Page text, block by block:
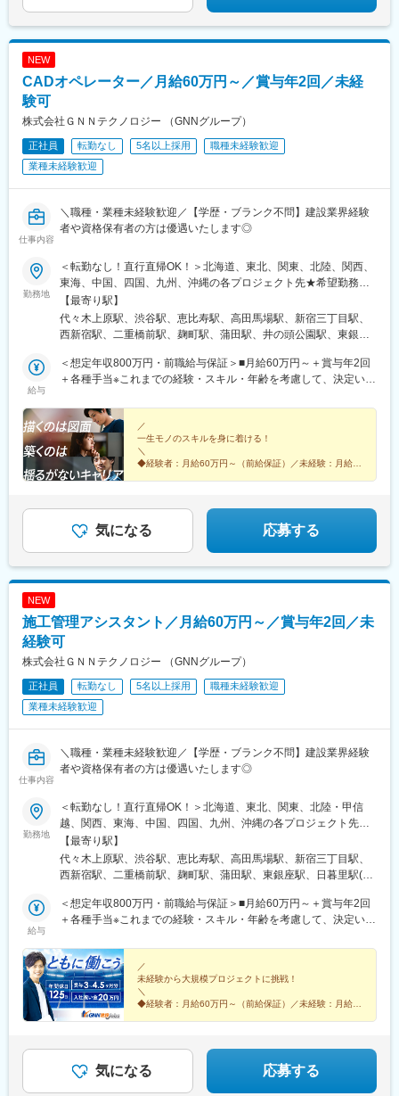
NEW
CADオペレーター／月給60万円～／賞与年2回／未経
験可
株式会社ＧＮＮテクノロジー （GNNグループ）
正社員 転勤なし 5名以上採用
職種未経験歓迎
業種未経験歓迎
仕事内容
＼職種・業種未経験歓迎／【学歴・ブランク不問】建設業界経験
者や資格保有者の方は優遇いたします◎
勤務地
＜転勤なし！直行直帰OK！＞北海道、東北、関東、北陸、関西、
東海、中国、四国、九州、沖縄の各プロジェクト先★希望勤務
地・通勤時間を考慮いたします！★直行直帰OK★U・Iターン歓
迎！住宅手当あり★転居を伴う転勤はありません北海道東北／青
森県・岩手県・宮城県・秋田県・山形県・福島県関東／東京、神
川、福井、新潟県、長野県、山梨県関西／大阪、京都、滋賀、兵
庫、奈良、和歌山東海／愛知、静岡、三重、岐阜中国・四国／鳥
岡、佐賀、長崎、熊本、大分、宮崎、鹿児島、沖縄＼広島にてビ
ッグプロジェクト始動！／裁量のあるポジションをお任せ◎より
高待遇をご用意しております。ご希望の方は面接にてお気軽にご
質問ください。
【最寄り駅】
代々木上原駅、渋谷駅、恵比寿駅、高田馬場駅、新宿三丁目駅、
西新宿駅、二重橋前駅、麹町駅、蒲田駅、井の頭公園駅、東銀座
船堀駅、押上駅、木場駅(東京都)、清澄白河駅、有楽町駅、豊洲
駅、南砂町駅、三田駅(東京都)、森下駅(東京都)、高輪台駅、新木
駅、テレコムセンター駅、六本木駅、田町駅(東京都)、白金高輪
駅、高輪ゲートウェイ駅、神谷町駅、外苑前駅、国立駅、南新宿
駅、初台駅、千駄ケ谷駅、曙橋駅、国立競技場駅、四谷三丁目
駅、西荻窪駅、富士見ケ丘駅、荻窪駅、神保町駅、淡路町駅、市
ケ谷駅、九段下駅、上野御徒町駅、昭和島駅、池上駅、糀谷駅、
新富町駅(東京都)、勝どき駅、京橋駅(東京都)、新中野駅、京王八
王子駅、武蔵五日市駅、西台駅、本蓮沼駅、青物横丁駅、武蔵境
駅、三鷹駅、吉祥寺駅、本郷三丁目駅、湯島駅、飯田橋駅、鬼子
ス駅、新千葉駅、京成稲毛駅、新八柱駅、大宮駅(埼玉県)、南浦和
駅、さいたま新都心駅、北浦和駅、浦和駅、和光市駅、西川口
駅、東川口駅、朝霞駅、新越谷駅、川越駅、志木駅、所沢駅、草
加駅、大阪難波駅、淀屋橋駅、渡辺橋駅、沢ノ町駅、我孫子町
駅、平林駅(大阪府)、中ふ頭駅、西大橋駅、肥後橋駅、阿波座駅、
北浜駅(大阪府)、なんば駅(南海線)、天満橋駅、長堀橋駅、谷町六
丁目駅、心斎橋駅、松屋町駅、堺筋本町駅、門真南駅、横堤駅、
(大阪府・阪急線)、なにわ橋駅、天満駅、中津駅(地下鉄)、中崎町
駅、扇町駅(大阪府)、西梅田駅、大阪梅田駅(阪神線)、矢場町駅、
左京山駅、武蔵小杉駅、目黒駅、秋葉原駅、新橋駅、東京駅、町
田駅、大手町駅(東京都)、中野駅(東京都)、大門駅(東京都)、西日
暮里駅、五反田駅、中目黒駅、泉岳寺駅、立川駅、小竹向原駅、
二子玉川駅、四ツ谷駅、あざみ野駅、湘南台駅、天王洲アイル
駅、日吉駅(神奈川県)、溝の口駅、長津田駅、登戸駅、戸塚駅、海
老名駅(相模線)、大和駅(神奈川県)、菊名駅、大船駅、橋本駅(神奈
川県)、上大岡駅、中央林間駅、川崎駅、稲毛駅、千葉駅、新松戸
駅、浦安駅(千葉県)、北習志野駅、京成船橋駅、新浦安駅、新鎌ケ
谷駅、市川駅、舞浜駅、南流山駅、本八幡駅(都営線)、船橋駅、西
県)、栄駅(愛知県)、東梅田駅、阿倍野駅(阪堺線)、鶴橋駅、京橋駅
(大阪府)、南方駅(大阪府)、上小田井駅、上飯田駅、鶴舞駅、藤が
丘駅(愛知県)、金山駅(愛知県)、流山おおたかの森駅、藤沢駅、富
田駅(大阪府)、上牧駅(大阪府)、高槻駅、高槻市駅、天王寺駅、新
今宮駅、本町駅、江坂駅、弁天町駅、西九条駅、千里中央駅(北大
橋駅、刈谷駅、星ケ丘駅(愛知県)、高蔵寺駅、ＪＲ難波駅、中百舌
鳥駅、大曽根駅、赤池駅(愛知県)、大阪駅、新大阪駅、北新地駅、
大阪阿部野橋駅、近鉄名古屋駅、名鉄名古屋駅、博多駅、天神
給与
＜想定年収800万円・前職給与保証＞■月給60万円～＋賞与年2回
＋各種手当※これまでの経験・スキル・年齢を考慮して、決定いた
年齢、経験、能力、適性を考慮して、支給額を決定します。ーー
ーーーーーーーーーーーーーーーーーーーーーーーーーーーーー
ーー■未経験者は月給35万円～＋賞与年2回＋各種手当 ※これま
での経験・スキル・年齢を考慮して、決定いたします※残業代は別
途全額支給します。＼勤務地特典！／入社祝い金として別途20万
／
一生モノのスキルを身に着ける！
＼
◆経験者：月給60万円～（前給保証）／未経験：月給
気になる 応募する
NEW
施工管理アシスタント／月給60万円～／賞与年2回／未
経験可
株式会社ＧＮＮテクノロジー （GNNグループ）
正社員 転勤なし 5名以上採用
職種未経験歓迎
業種未経験歓迎
仕事内容
＼職種・業種未経験歓迎／【学歴・ブランク不問】建設業界経験
者や資格保有者の方は優遇いたします◎
勤務地
＜転勤なし！直行直帰OK！＞北海道、東北、関東、北陸・甲信
越、関西、東海、中国、四国、九州、沖縄の各プロジェクト先★
希望勤務地・通勤時間を考慮いたします！★直行直帰OK★U・Iタ
ーン歓迎！住宅手当あり★転居を伴う転勤はありません北海道東
北／青森県・岩手県・宮城県・秋田県・山形県・福島県関東／東
山、石川、福井、新潟県、長野県、山梨県関西／大阪、京都、滋
賀、兵庫、奈良、和歌山東海／愛知、静岡、三重、岐阜中国・四
州／福岡、佐賀、長崎、熊本、大分、宮崎、鹿児島、沖縄＼広島
にてビッグプロジェクト始動！／裁量のあるポジションをお任せ
◎より高待遇をご用意しております。ご希望の方は面接にてお気
軽にご質問ください。
【最寄り駅】
代々木上原駅、渋谷駅、恵比寿駅、高田馬場駅、新宿三丁目駅、
西新宿駅、二重橋前駅、麹町駅、蒲田駅、東銀座駅、日暮里駅(舎
河駅、有楽町駅、豊洲駅、南砂町駅、三田駅(東京都)、森下駅(東
京都)、高輪台駅、新木場駅、北千住駅、大崎駅、国分寺駅、東京
駅(東京都)、白金高輪駅、高輪ゲートウェイ駅、神谷町駅、外苑前
駅、国立駅、南新宿駅、初台駅、千駄ケ谷駅、曙橋駅、国立競技
場駅、四谷三丁目駅、西荻窪駅、富士見ケ丘駅、荻窪駅、神保町
駅、淡路町駅、市ケ谷駅、九段下駅、上野御徒町駅、昭和島駅、
池上駅、糀谷駅、八丁堀駅(東京都)、日本橋駅(東京都)、築地市場
新中野駅、京王八王子駅、武蔵五日市駅、西台駅、本蓮沼駅、大
森海岸駅、青物横丁駅、武蔵境駅、三鷹駅、吉祥寺駅、湯島駅、
飯田橋駅、鬼子母神前駅、向原駅(東京都)、池袋駅、志茂駅、両国
給与
＜想定年収800万円・前職給与保証＞■月給60万円～＋賞与年2回
＋各種手当※これまでの経験・スキル・年齢を考慮して、決定いた
年齢、経験、能力、適性を考慮して、支給額を決定します。ーー
ーーーーーーーーーーーーーーーーーーーーーーーーーーーーー
ーー■未経験者は月給35万円～＋賞与年2回＋各種手当 ※これま
での経験・スキル・年齢を考慮して、決定いたします※残業代は別
途全額支給します。＼勤務地特典！／入社祝い金として別途20万
／
未経験から大規模プロジェクトに挑戦！
＼
◆経験者：月給60万円～（前給保証）／未経験：月給
気になる 応募する